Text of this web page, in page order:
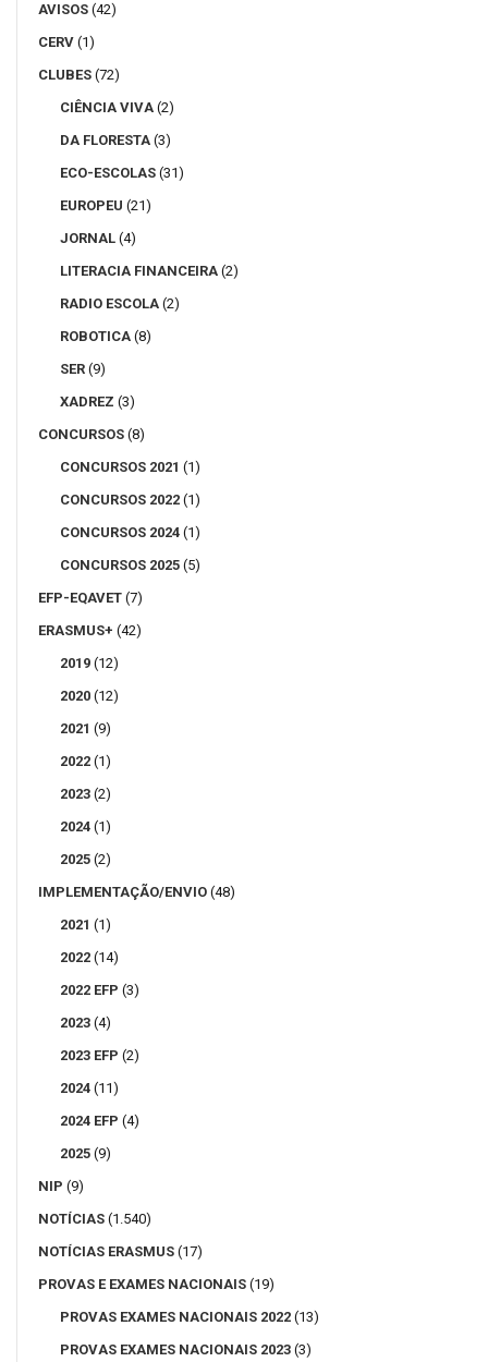
AVISOS (42)
CERV (1)
CLUBES (72)
CIÊNCIA VIVA (2)
DA FLORESTA (3)
ECO-ESCOLAS (31)
EUROPEU (21)
JORNAL (4)
LITERACIA FINANCEIRA (2)
RADIO ESCOLA (2)
ROBOTICA (8)
SER (9)
XADREZ (3)
CONCURSOS (8)
CONCURSOS 2021 (1)
CONCURSOS 2022 (1)
CONCURSOS 2024 (1)
CONCURSOS 2025 (5)
EFP-EQAVET (7)
ERASMUS+ (42)
2019 (12)
2020 (12)
2021 (9)
2022 (1)
2023 (2)
2024 (1)
2025 (2)
IMPLEMENTAÇÃO/ENVIO (48)
2021 (1)
2022 (14)
2022 EFP (3)
2023 (4)
2023 EFP (2)
2024 (11)
2024 EFP (4)
2025 (9)
NIP (9)
NOTÍCIAS (1.540)
NOTÍCIAS ERASMUS (17)
PROVAS E EXAMES NACIONAIS (19)
PROVAS EXAMES NACIONAIS 2022 (13)
PROVAS EXAMES NACIONAIS 2023 (3)